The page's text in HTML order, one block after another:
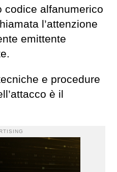
codice alfanumerico
l’attenzione
emittente
e procedure
è il